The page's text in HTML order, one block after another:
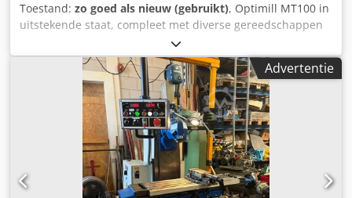
Toestand: zo goed als nieuw (gebruikt), Optimill MT100 in
uitstekende staat, compleet met diverse gereedschappen
en een digitale 3-assige uitlezing. X-as bereik: 600 mm
Djdpfx Aqjzrlbhsuokr Y-as bereik: 270 mm Z-as bereik: 380
mm Verticale spindel: conus ISO 40, DIN 2080 Draaibereik
van de verticale spindelfreeskop in het X-Y-vlak: 360°
Draaibereik van de verticale spindelfreeskop in het Z-X-
vlak: 360° Toerenbereik van de verticale spindel: 45 - 1600
omwentelingen per minuut Aantal snelheden van de
verticale spindel: 11 Trekstang voor de verticale spindel:
M16 Vermogen van de aandrijfmotor voor de verticale
spindel bij normaal gebruik: 2,2 kW
Advertentie